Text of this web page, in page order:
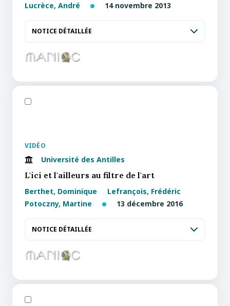
Lucrèce, André 14 novembre 2013
NOTICE DÉTAILLÉE
VIDÉO
Université des Antilles
L'ici et l'ailleurs au filtre de l'art
Berthet, Dominique
Lefrançois, Frédéric
Potoczny, Martine
13 décembre 2016
NOTICE DÉTAILLÉE